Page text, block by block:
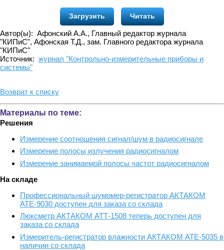
Загрузить Читать
Автор(ы): Афонский А.А., Главный редактор журнала
"КИПиС", Афонская Т.Д., зам. Главного редактора журнала
"КИПиС"
Источник: журнал "Контрольно-измерительные приборы и
системы"
Возврат к списку
Материалы по теме:
Решения
Измерение соотношения сигнал/шум в радиосигнале
Измерение полосы излучения радиосигналом
Измерение занимаемой полосы частот радиосигналом
На складе
Профессиональный шумомер-регистратор АКТАКОМ
АТЕ-9030 доступен для заказа со склада
Люксметр АКТАКОМ АТТ-1508 теперь доступен для
заказа со склада
Измеритель-регистратор влажности АКТАКОМ АТЕ-5035 в
наличии со склада